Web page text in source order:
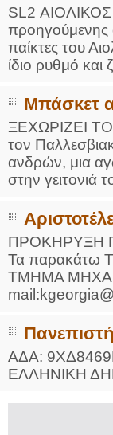
SL2
προηγούμενης
παίκτες του
ίδιο ρυθμό
Μπάσκετ
ΞΕΧΩΡΙΖΕΙ ΤΟ
τον
ανδρών, μια
στην γειτονιά
ΠΡΟΚΗΡΥΞΗ
Τα παρακάτω
ΤΜΗΜΑ
ΑΔΑ: